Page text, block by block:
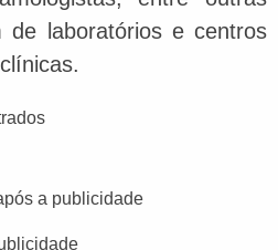
de laboratórios e centros
a publicidade